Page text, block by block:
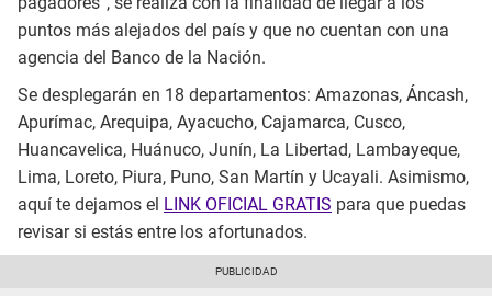
puntos más alejados del país y que no cuentan con una
agencia del Banco de la Nación.
Se desplegarán en 18 departamentos: Amazonas, Áncash,
Apurímac, Arequipa, Ayacucho, Cajamarca, Cusco,
Huancavelica, Huánuco, Junín, La Libertad, Lambayeque,
Lima, Loreto, Piura, Puno, San Martín y Ucayali. Asimismo,
aquí te dejamos el LINK OFICIAL GRATIS para que puedas
revisar si estás entre los afortunados.